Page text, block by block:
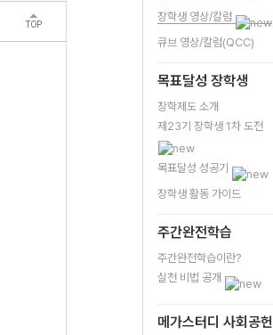
TOP
장학생 영상/칼럼
큐브 영상/칼럼(QCC)
목표달성 장학생
장학제도 소개
제23기 장학생 1차 도전
목표달성 성공기
장학생 활동 가이드
주간완전학습
주간완전학습이란?
실천 비법 공개
메가스터디 사회공헌